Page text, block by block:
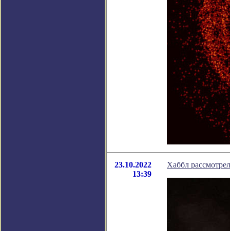
23.10.2022
13:39
Хаббл